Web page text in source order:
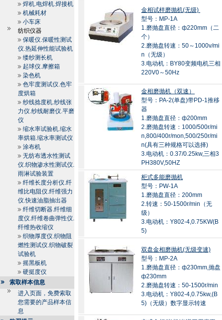
焊机.电焊机.焊接机
机械耗材
小车床
纺织仪器
保暖仪.保暖性测试
仪.热延伸性能试验机
缕纱测长机
起球仪.摩擦箱
染色机
色牢度测试仪.色牢
度烘箱
纱线捻度机.纱线张
力仪.纱线耐磨仪.平磨
仪
缩水率试验机.缩水
率烘箱.缩水率测试仪
涂布机
无纺布透水性测试
仪.织物渗水性测试仪.
雨淋试验装置
纤维长度分析仪.纤
维比电阻仪.纤维强力
仪.快速油脂抽出器
纤维切断器.纤维细
度仪.纤维卷曲弹性仪.
纤维热收缩仪
织物厚度仪.织物阻
燃性测试仪.织物破裂
试验机
摇黑板机
硬挺度仪
索取样本信息
进入页面，免费索取
您需要的产品样本信
息
金相试样磨抛机(无级)
型号：MP-1A
1.磨抛盘直径：ф220mm（二
个）
2.磨抛盘转速：50～1000v/mi
n（无级）
3.电动机：BY80变频电机三相
220V0～50Hz
金相磨抛机（双速）
型号：PA-2(单盘)带PD-1推移
器
1.磨抛盘直径：ф200mm
2.磨抛盘转速：1000/500r/mi
n,800/400r/mon,500/250r/mi
n(具有三种规格可以选择)
3.电动机：0.37/0.25kw,三相3
PH380V,50HZ
柜式多能磨抛机
型号：PW-1A
1.磨抛盘直径：200mm
2.转速：50-1500r/min（无
级）
3.电动机：Y802-4,0.75KW(B
5)
双盘金相磨抛机(无级变速)
型号：MP-2A
1.磨抛盘直径：ф230mm,抛盘
ф230mm
2.磨抛盘转速：50-1500r/min
3.电动机：Y802-4,0.75kw,(B
5)（无级）数字显示转速